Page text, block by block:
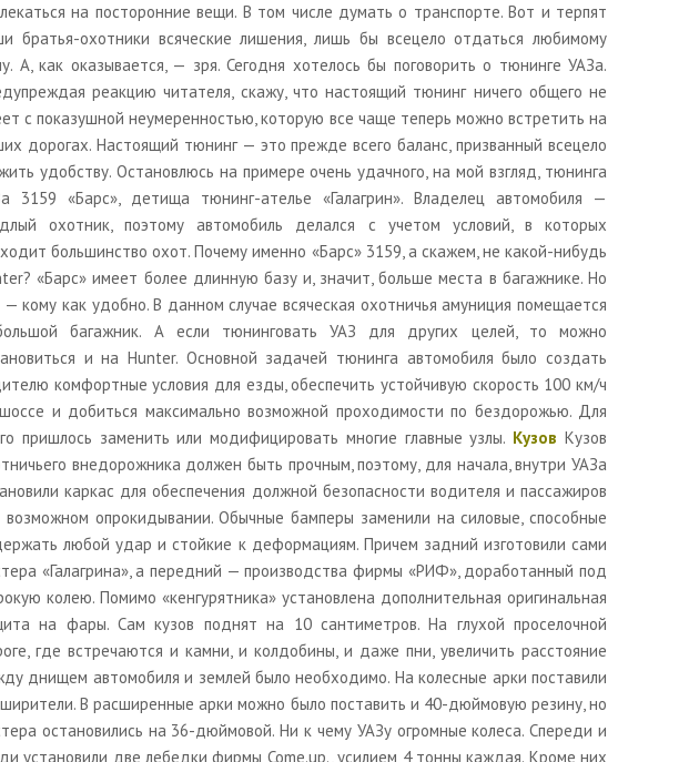
на посторонние вещи. В том числе думать о транспорте. Вот и терпят
братья-охотники всяческие лишения, лишь бы всецело отдаться любимому
А, как оказывается, — зря. Сегодня хотелось бы поговорить о тюнинге УАЗа.
реакцию читателя, скажу, что настоящий тюнинг ничего общего не
с показушной неумеренностью, которую все чаще теперь можно встретить на
дорогах. Настоящий тюнинг — это прежде всего баланс, призванный всецело
удобству. Остановлюсь на примере очень удачного, на мой взгляд, тюнинга
3159 «Барс», детища тюнинг-ателье «Галагрин». Владелец автомобиля —
охотник, поэтому автомобиль делался с учетом условий, в которых
большинство охот. Почему именно «Барс» 3159, а скажем, не какой-нибудь
«Барс» имеет более длинную базу и, значит, больше места в багажнике. Но
— кому как удобно. В данном случае всяческая охотничья амуниция помещается
багажник. А если тюнинговать УАЗ для других целей, то можно
и на Hunter. Основной задачей тюнинга автомобиля было создать
комфортные условия для езды, обеспечить устойчивую скорость 100 км/ч
и добиться максимально возможной проходимости по бездорожью. Для
пришлось заменить или модифицировать многие главные узлы. Кузов Кузов
внедорожника должен быть прочным, поэтому, для начала, внутри УАЗа
каркас для обеспечения должной безопасности водителя и пассажиров
возможном опрокидывании. Обычные бамперы заменили на силовые, способные
любой удар и стойкие к деформациям. Причем задний изготовили сами
«Галагрина», а передний — производства фирмы «РИФ», доработанный под
колею. Помимо «кенгурятника» установлена дополнительная оригинальная
на фары. Сам кузов поднят на 10 сантиметров. На глухой проселочной
где встречаются и камни, и колдобины, и даже пни, увеличить расстояние
днищем автомобиля и землей было необходимо. На колесные арки поставили
В расширенные арки можно было поставить и 40-дюймовую резину, но
остановились на 36-дюймовой. Ни к чему УАЗу огромные колеса. Спереди и
установили две лебедки фирмы Come.up., усилием 4 тонны каждая. Кроме них